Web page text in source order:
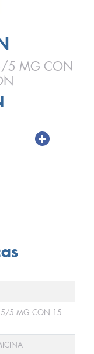
5 MG CON
5 MG CON 15